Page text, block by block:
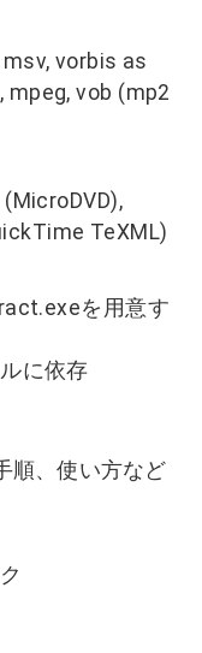
vorbis as
vob (mp2
TeXML)
を用意す
に依存
順、使い方など